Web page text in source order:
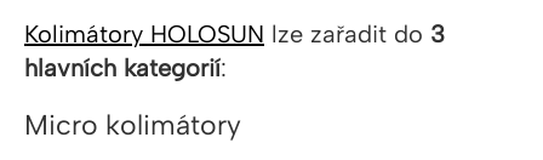
Kolimátory HOLOSUN lze zařadit do 3
hlavních kategorií:
Micro kolimátory